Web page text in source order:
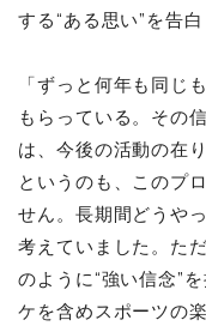
する“ある思い”を告白
「ずっと何年も同じ
もらっている。その
は、今後の活動の在
というのも、このプ
せん。長期間どうや
考えていました。た
のように“強い信念”
ケを含めスポーツの